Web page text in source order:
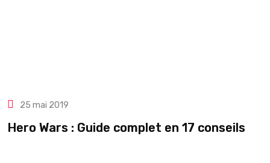
25 mai 2019
Hero Wars : Guide complet en 17 conseils